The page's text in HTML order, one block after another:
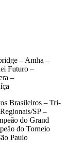
– Amha –
Futuro –
–
Brasileiros – Tri-
SP –
do Grand
do Torneio
Paulo